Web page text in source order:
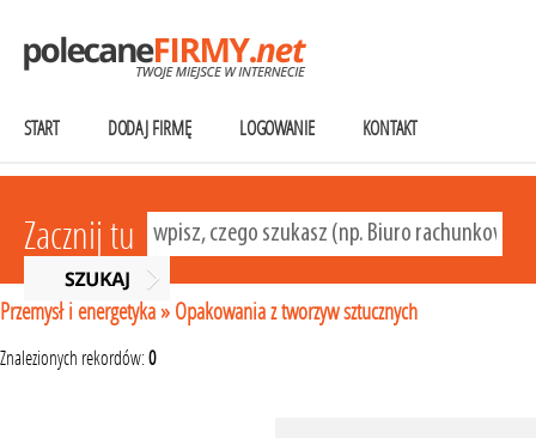
START DODAJ FIRMĘ LOGOWANIE KONTAKT
Zacznij tu
Przemysł i energetyka» Opakowania z tworzyw sztucznych
Znalezionych rekordów:0